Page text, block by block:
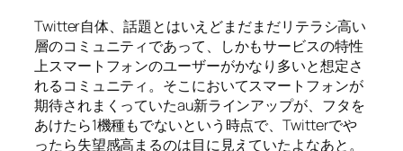
Twitter自体、話題とはいえどまだまだリテラシ高い
層のコミュニティであって、しかもサービスの特性
上スマートフォンのユーザーがかなり多いと想定さ
れるコミュニティ。そこにおいてスマートフォンが
期待されまくっていたau新ラインアップが、フタを
あけたら1機種もでないという時点で、Twitterでや
ったら失望感高まるのは目に見えていたよなあと。